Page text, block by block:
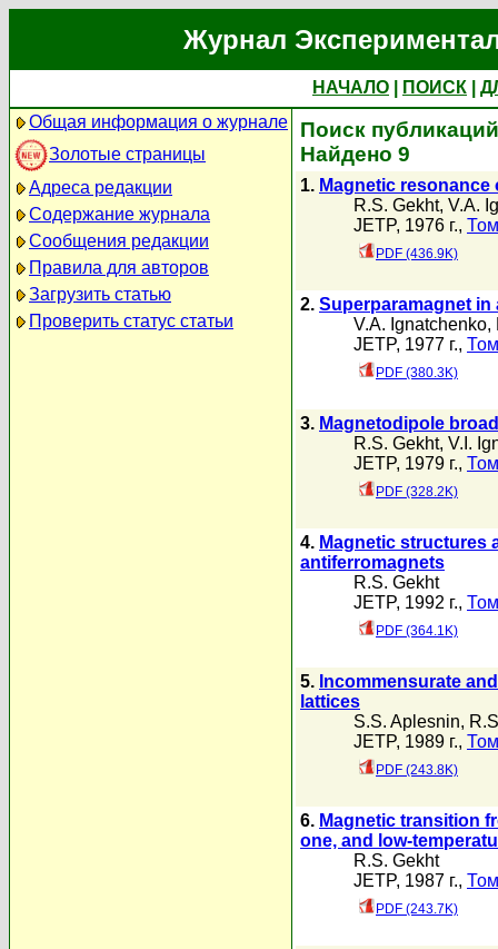
Журнал
НАЧАЛО ПОИСК
Общая информация о журнале
Золотые страницы
Адреса редакции
Содержание журнала
Сообщения редакции
Правила для авторов
Загрузить статью
Проверить статус статьи
Поиск
Найдено 9
1. Magnetic
R.S. Gekht, V.A.
JETP, 1976 г.,
PDF (436.9K)
2. Superparamagnet in
V.A. Ignatchenko,
JETP, 1977 г.,
PDF (380.3K)
3. Magnetodipole
R.S. Gekht, V.I.
JETP, 1979 г.,
PDF (328.2K)
4. Magnetic structures
antiferromagnets
R.S. Gekht
JETP, 1992 г.,
PDF (364.1K)
5. Incommensurate
lattices
S.S. Aplesnin,
JETP, 1989 г.,
PDF (243.8K)
6. Magnetic transition
one, and low-
R.S. Gekht
JETP, 1987 г.,
PDF (243.7K)